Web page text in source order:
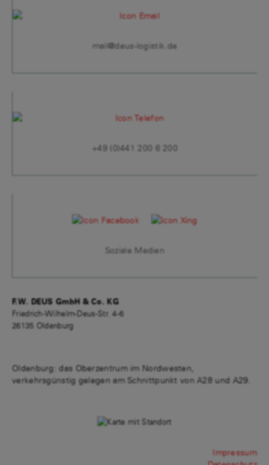
mail@deus-logistik.de
+49 (0)441 200 6 200
Soziale Medien
F.W. DEUS GmbH & Co. KG
Friedrich-Wilhelm-Deus-Str. 4-6
26135 Oldenburg
Impressum
Oldenburg: das Oberzentrum im Nordwesten,
verkehrsgünstig gelegen am Schnittpunkt von A28 und A29.